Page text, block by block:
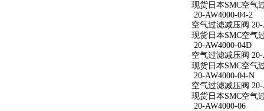
现货日本SMC空气
20-AW4000-04-2
空气过滤减压阀 20-
现货日本SMC空气
20-AW4000-04D
空气过滤减压阀 20-
现货日本SMC空气
20-AW4000-04-N
空气过滤减压阀
现货日本SMC空气
20-AW4000-06